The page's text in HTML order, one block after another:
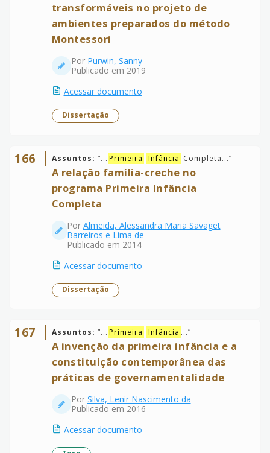
transformáveis no projeto de
ambientes preparados do método
Montessori
Por Purwin, Sanny
Publicado em 2019
Acessar documento
Dissertação
166 Assuntos: “... Primeira Infância Completa...”
A relação família-creche no
programa Primeira Infância
Completa
Por Almeida, Alessandra Maria Savaget
Barreiros e Lima de
Publicado em 2014
Acessar documento
Dissertação
167 Assuntos: “... Primeira Infância ...”
A invenção da primeira infância e a
constituição contemporânea das
práticas de governamentalidade
Por Silva, Lenir Nascimento da
Publicado em 2016
Acessar documento